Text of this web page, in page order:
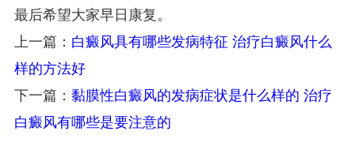
最后希望大家早日康复。
上一篇： 白癜风具有哪些发病特征 治疗白癜风什么
样的方法好
下一篇： 黏膜性白癜风的发病症状是什么样的 治疗
白癜风有哪些是要注意的